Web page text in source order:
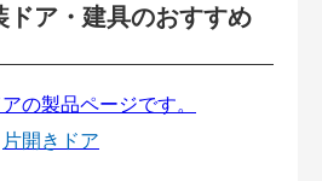
ドア・建具のおすすめ
片開きドア